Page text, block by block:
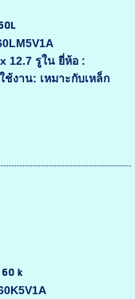
12.7 รูใน ยี่ห้อ :
งาน: เหมาะกับเหล็ก
60 k